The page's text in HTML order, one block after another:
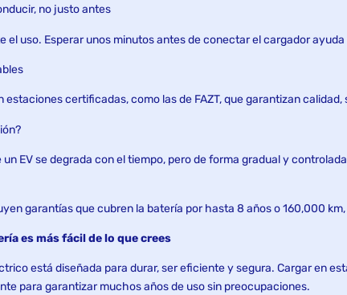
no justo antes
el uso. Esperar unos minutos antes de conectar el cargador
certificadas, como las de FAZT, que garantizan
EV se degrada con el tiempo, pero de forma gradual y
garantías que cubren la batería por hasta 8 años o 160,000
es más fácil de lo que crees
está diseñada para durar, ser eficiente y segura. Cargar en
para garantizar muchos años de uso sin preocupaciones.